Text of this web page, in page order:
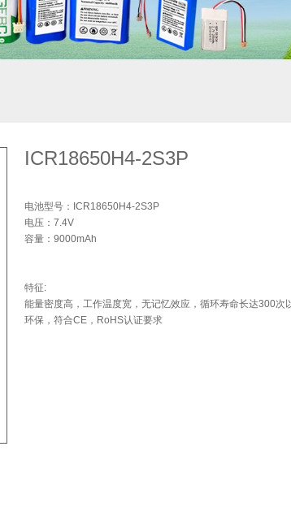
ICR18650H4-2S3P
电池型号：ICR18650H4-2S3P
电压：7.4V
容量：9000mAh
特征:
能量密度高，工作温度宽，无记忆效应，循环寿命长达300次
环保，符合CE，RoHS认证要求